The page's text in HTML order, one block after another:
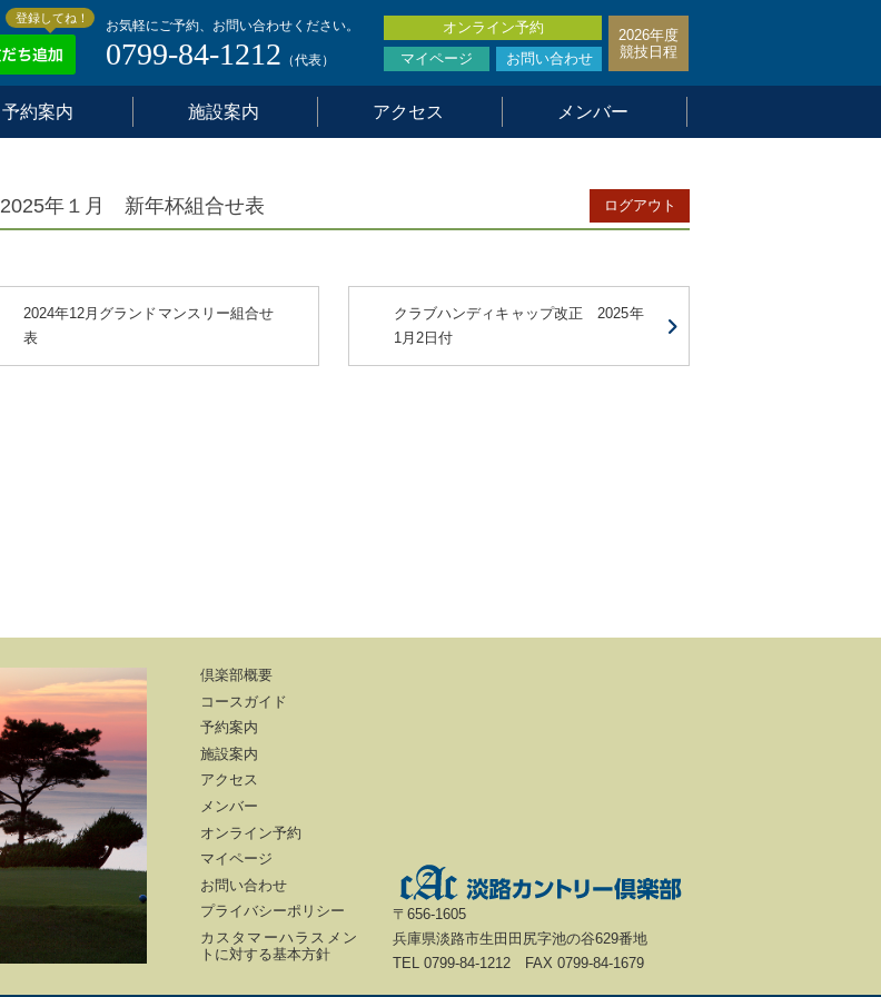
2026年度
競技日程
オンライン予約
マイページ
お問い合わせ
お気軽にご予約、お問い合わせください。
0799-84-1212 （代表）
予約案内 施設案内 アクセス メンバー
登録してね！
ログアウト
2025年１月 新年杯組合せ表
2024年12月グランドマンスリー組合せ
表
クラブハンディキャップ改正 2025年
1月2日付
倶楽部概要
コースガイド
予約案内
施設案内
アクセス
メンバー
オンライン予約
マイページ
お問い合わせ
プライバシーポリシー
カスタマーハラスメン
トに対する基本方針
〒656-1605
兵庫県淡路市生田田尻字池の谷629番地
TEL 0799-84-1212 FAX 0799-84-1679